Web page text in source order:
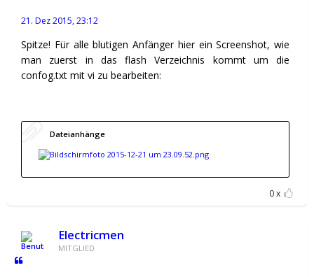
21. Dez 2015, 23:12
Spitze! Für alle blutigen Anfänger hier ein Screenshot, wie
man zuerst in das flash Verzeichnis kommt um die
confog.txt mit vi zu bearbeiten:
Dateianhänge
0
Electricmen
MITGLIED